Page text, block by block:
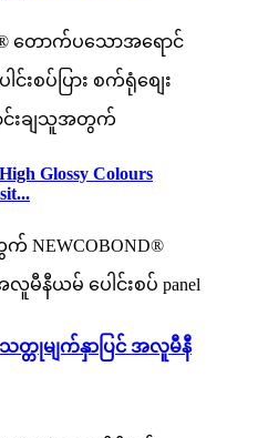
Glossy Colours
သတ္တုမျက်နှာပြင် အလူမီနီ